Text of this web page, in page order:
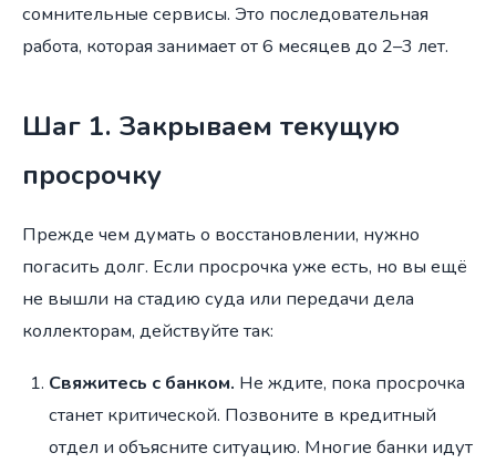
сомнительные сервисы. Это последовательная
работа, которая занимает от 6 месяцев до 2–3 лет.
Шаг 1. Закрываем текущую
просрочку
Прежде чем думать о восстановлении, нужно
погасить долг. Если просрочка уже есть, но вы ещё
не вышли на стадию суда или передачи дела
коллекторам, действуйте так:
Свяжитесь с банком. Не ждите, пока просрочка
станет критической. Позвоните в кредитный
отдел и объясните ситуацию. Многие банки идут